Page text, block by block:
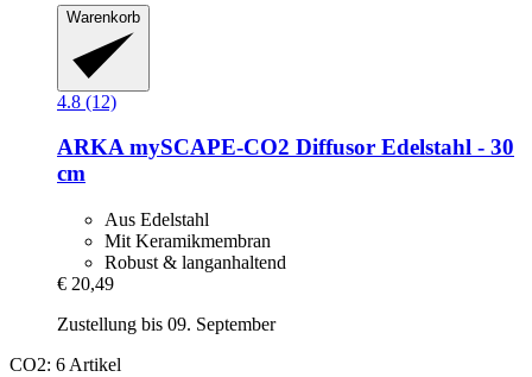
Warenkorb
4.8 (12)
ARKAmySCAPE-​CO2 Diffusor Edelstahl -​ 30
cm
Aus Edelstahl
Mit Keramikmembran
Robust & langanhaltend
€ 20,49
Zustellung bis 09. September
CO2: 6 Artikel